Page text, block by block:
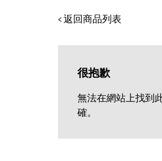
< 返回商品列表
很抱歉
無法在網站上找到
確。